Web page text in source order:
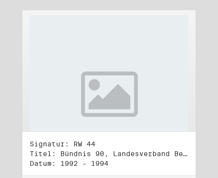
Signatur: RW 44
Titel: Bündnis 90, Landesverband Berlin (2)
Datum: 1992 - 1994